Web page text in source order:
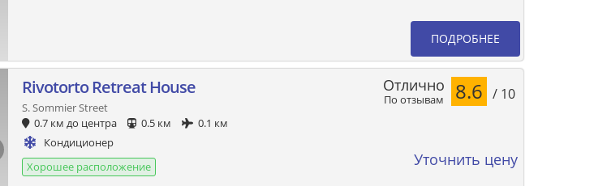
ПОДРОБНЕЕ
Rivotorto Retreat House
S. Sommier Street
0.7 км до центра
0.5 км
0.1 км
Кондиционер
Хорошее расположение
По отзывам
Отлично 8.6 / 10
Уточнить цену